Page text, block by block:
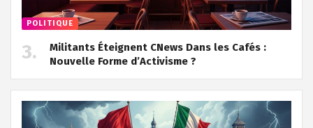
POLITIQUE
Militants Éteignent CNews Dans les Cafés :
Nouvelle Forme d’Activisme ?